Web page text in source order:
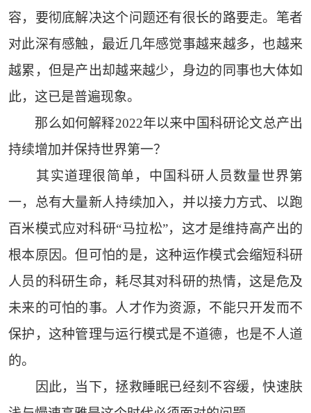
容，要彻底解决这个问题还有很长的路要走。笔者
对此深有感触，最近几年感觉事越来越多，也越来
越累，但是产出却越来越少，身边的同事也大体如
此，这已是普遍现象。
那么如何解释2022年以来中国科研论文总产出
持续增加并保持世界第一？
其实道理很简单，中国科研人员数量世界第
一，总有大量新人持续加入，并以接力方式、以跑
百米模式应对科研“马拉松”，这才是维持高产出的
根本原因。但可怕的是，这种运作模式会缩短科研
人员的科研生命，耗尽其对科研的热情，这是危及
未来的可怕的事。人才作为资源，不能只开发而不
保护，这种管理与运行模式是不道德，也是不人道
的。
因此，当下，拯救睡眠已经刻不容缓，快速肤